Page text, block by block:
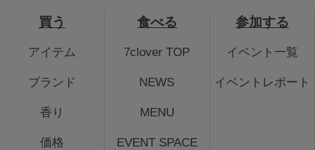
買う
アイテム
ブランド
香り
価格
食べる
7clover TOP
NEWS
MENU
EVENT SPACE
参加する
イベント一覧
イベントレポート